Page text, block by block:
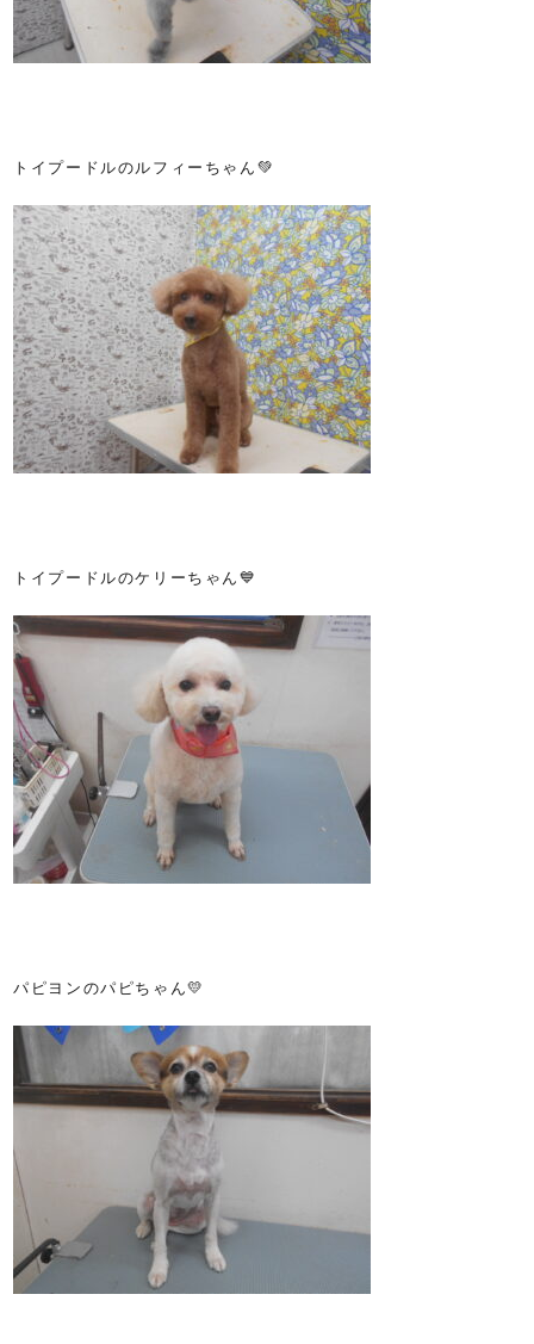
トイプードルのルフィーちゃん💚
トイプードルのケリーちゃん💙
パピヨンのパピちゃん💛